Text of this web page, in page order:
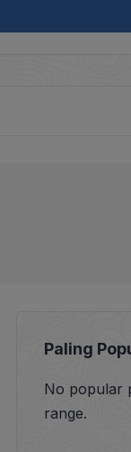
Paling
No popular
range.